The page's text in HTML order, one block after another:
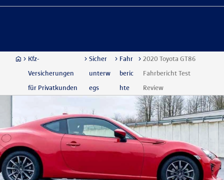
Kfz-
Versicherungen
für Privatkunden
Sicher
unterw
egs
Fahr
beric
hte
2020 Toyota GT86
Fahrbericht Test
Review